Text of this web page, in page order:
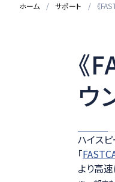
ハイスピー
高速度カ
カメラコ
ホーム サポート 《
《
ウ
ハイス
「
より高